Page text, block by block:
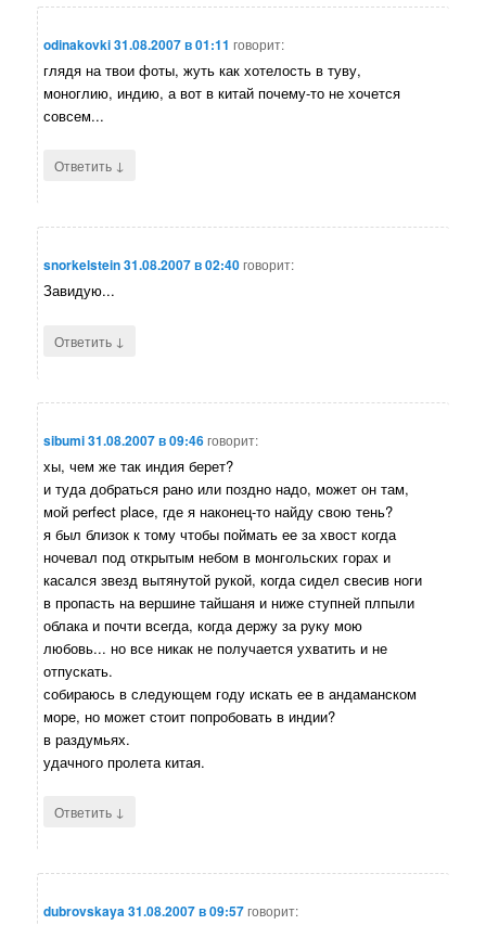
odinakovki31.08.2007 в 01:11 говорит:
глядя на твои фоты, жуть как хотелость в туву,
моноглию, индию, а вот в китай почему-то не хочется
совсем...
Ответить ↓
snorkelstein31.08.2007 в 02:40говорит:
Завидую...
Ответить ↓
sibumi31.08.2007 в 09:46говорит:
хы, чем же так индия берет?
и туда добраться рано или поздно надо, может он там,
мой perfect place, где я наконец-то найду свою тень?
я был близок к тому чтобы поймать ее за хвост когда
ночевал под открытым небом в монгольских горах и
касался звезд вытянутой рукой, когда сидел свесив ноги
в пропасть на вершине тайшаня и ниже ступней плпыли
облака и почти всегда, когда держу за руку мою
любовь... но все никак не получается ухватить и не
отпускать.
собираюсь в следующем году искать ее в андаманском
море, но может стоит попробовать в индии?
в раздумьях.
удачного пролета китая.
Ответить ↓
dubrovskaya31.08.2007 в 09:57говорит: